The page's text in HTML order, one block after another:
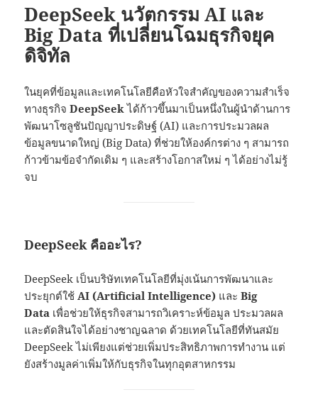
DeepSeek นวัตกรรม AI และ
Big Data ที่เปลี่ยนโฉมธุรกิจยุค
ดิจิทัล
ในยุคที่ข้อมูลและเทคโนโลยีคือหัวใจสำคัญของความสำเร็จ
ทางธุรกิจDeepSeek ได้ก้าวขึ้นมาเป็นหนึ่งในผู้นำด้านการ
พัฒนาโซลูชันปัญญาประดิษฐ์ (AI) และการประมวลผล
ข้อมูลขนาดใหญ่ (Big Data) ที่ช่วยให้องค์กรต่าง ๆ สามารถ
ก้าวข้ามข้อจำกัดเดิม ๆ และสร้างโอกาสใหม่ ๆ ได้อย่างไม่รู้
จบ
DeepSeek คืออะไร?
DeepSeek เป็นบริษัทเทคโนโลยีที่มุ่งเน้นการพัฒนาและ
ประยุกต์ใช้ AI (Artificial Intelligence) และBig
Data เพื่อช่วยให้ธุรกิจสามารถวิเคราะห์ข้อมูล ประมวลผล
และตัดสินใจได้อย่างชาญฉลาด ด้วยเทคโนโลยีที่ทันสมัย
DeepSeek ไม่เพียงแต่ช่วยเพิ่มประสิทธิภาพการทำงาน แต่
ยังสร้างมูลค่าเพิ่มให้กับธุรกิจในทุกอุตสาหกรรม